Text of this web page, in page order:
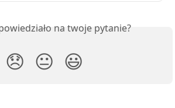
na twoje pytanie?
😞 😐 😃